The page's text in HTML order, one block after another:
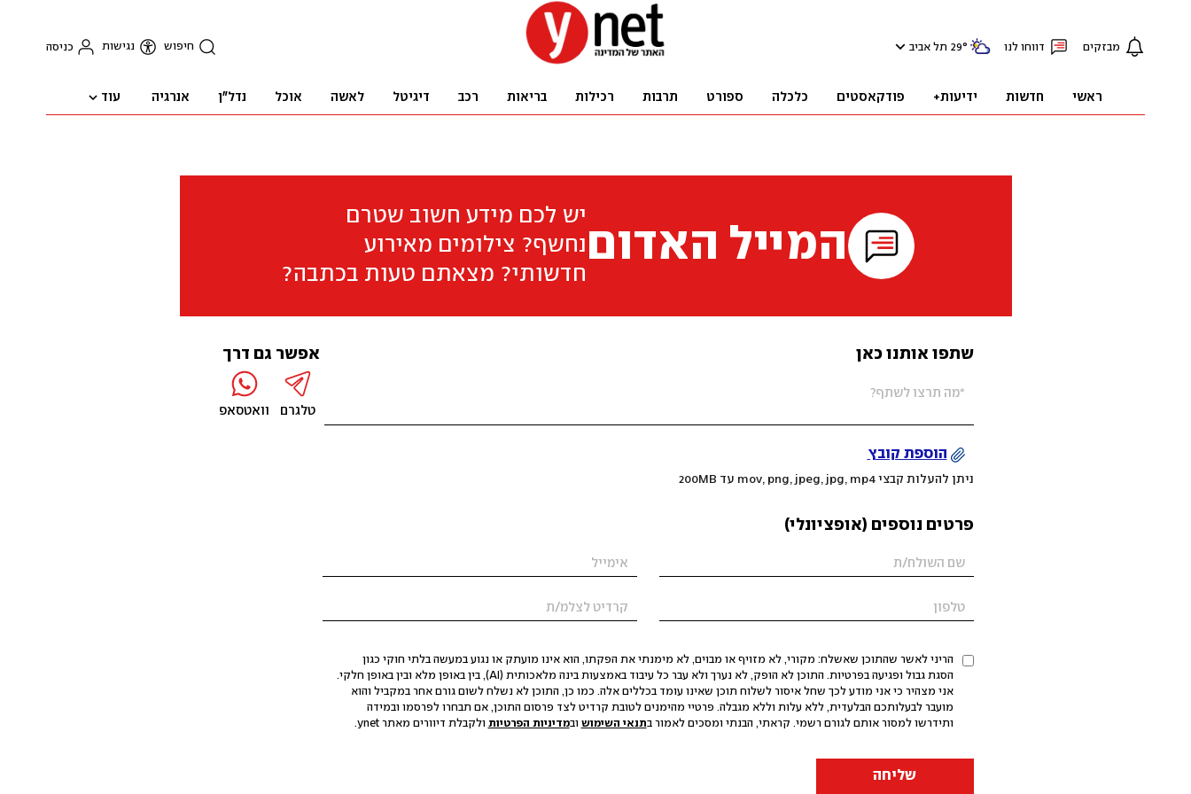
מבזקים דווחו לנו 29° תל אביב חיפוש נגישות כניסה
ראשי חדשות ידיעות+ פודקאסטים כלכלה ספורט תרבות רכילות בריאות רכב דיגיטל לאשה אוכל נדל"ן אנרגיה עוד
המייל האדום
יש לכם מידע חשוב שטרם
נחשף? צילומים מאירוע
חדשותי? מצאתם טעות בכתבה?
שתפו אותנו כאן
הוספת קובץ
ניתן להעלות קבצי mov, png, jpeg, jpg, mp4 עד 200MB
פרטים נוספים (אופציונלי)
הריני לאשר שהתוכן שאשלח: מקורי, לא מזויף או מבוים, לא מימנתי את הפקתו, הוא אינו מועתק או נגוע במעשה בלתי חוקי כגון
הסגת גבול ופגיעה בפרטיות. התוכן לא הופק, לא נערך ולא עבר כל עיבוד באמצעות בינה מלאכותית (AI), בין באופן מלא ובין באופן חלקי.
אני מצהיר כי אני מודע לכך שחל איסור לשלוח תוכן שאינו עומד בכללים אלה. כמו כן, התוכן לא נשלח לשום גורם אחר במקביל והוא
מועבר לבעלותכם הבלעדית, ללא עלות וללא מגבלה. פרטיי מהימנים לטובת קרדיט לצד פרסום התוכן, אם תבחרו לפרסמו ובמידה
ותידרשו למסור אותם לגורם רשמי. קראתי, הבנתי ומסכים לאמור בתנאי השימוש ובמדיניות הפרטיות ולקבלת דיוורים מאתר ynet.
שליחה
אפשר גם דרך
טלגרם וואטסאפ